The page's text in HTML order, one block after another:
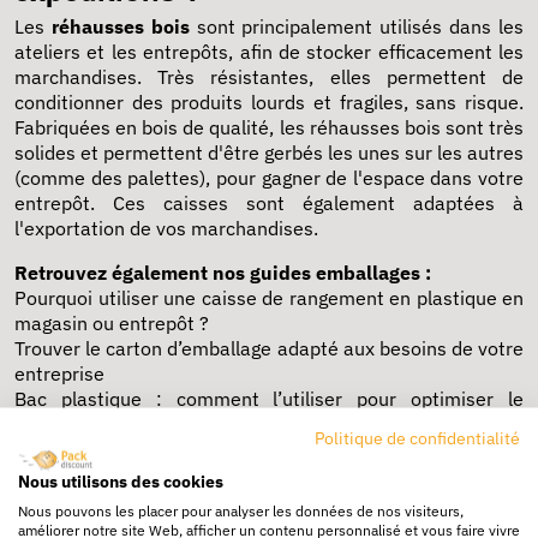
Les réhausses boissont principalement utilisés dans les
ateliers et les entrepôts, afin de stocker efficacement les
marchandises. Très résistantes, elles permettent de
conditionner des produits lourds et fragiles, sans risque.
Fabriquées en bois de qualité, les réhausses bois sont très
solides et permettent d'être gerbés les unes sur les autres
(comme des palettes), pour gagner de l'espace dans votre
entrepôt. Ces caisses sont également adaptées à
l'exportation de vos marchandises.
Retrouvez également nos guides emballages :
Pourquoi utiliser une caisse de rangement en plastique en
magasin ou entrepôt ?
Trouver le carton d’emballage adapté aux besoins de votre
entreprise
Bac plastique : comment l’utiliser pour optimiser le
FAQ sur l'emballages
Politique de confidentialité
Nous utilisons des cookies
Nous pouvons les placer pour analyser les données de nos visiteurs,
améliorer notre site Web, afficher un contenu personnalisé et vous faire vivre